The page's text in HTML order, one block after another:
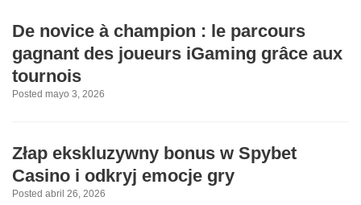
De novice à champion : le parcours
gagnant des joueurs iGaming grâce aux
tournois
Posted mayo 3, 2026
Złap ekskluzywny bonus w Spybet
Casino i odkryj emocje gry
Posted abril 26, 2026